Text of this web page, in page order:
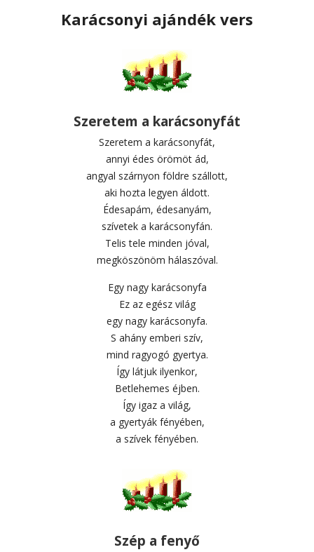
Karácsonyi ajándék vers
Szeretem a karácsonyfát
Szeretem a karácsonyfát,
annyi édes örömöt ád,
angyal szárnyon földre szállott,
aki hozta legyen áldott.
Édesapám, édesanyám,
szívetek a karácsonyfán.
Telis tele minden jóval,
megköszönöm hálaszóval.
Egy nagy karácsonyfa
Ez az egész világ
egy nagy karácsonyfa.
S ahány emberi szív,
mind ragyogó gyertya.
Így látjuk ilyenkor,
Betlehemes éjben.
Így igaz a világ,
a gyertyák fényében,
a szívek fényében.
Szép a fenyő